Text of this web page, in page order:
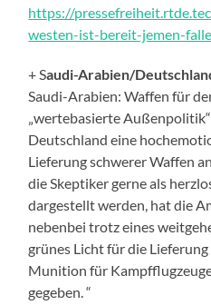
https://
westen-ist-bereit-jemen-
+ Saudi-Arabien/
Saudi-Arabien: Waffen für
„wertebasierte
Deutschland eine
Lieferung schwerer Waffen
die Skeptiker gerne als
dargestellt werden, hat die
nebenbei trotz eines
grünes Licht für die
Munition für
gegeben. “